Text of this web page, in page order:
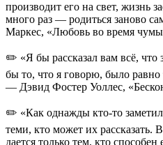
производит его на свет, жизнь
много раз — родиться заново
Маркес, «Любовь во время
✏️ «Я бы рассказал вам всё, что
бы то, что я говорю, было
— Дэвид Фостер Уоллес,
✏️ «Как однажды кто-то
теми, кто может их рассказать.
дается только тем, кто